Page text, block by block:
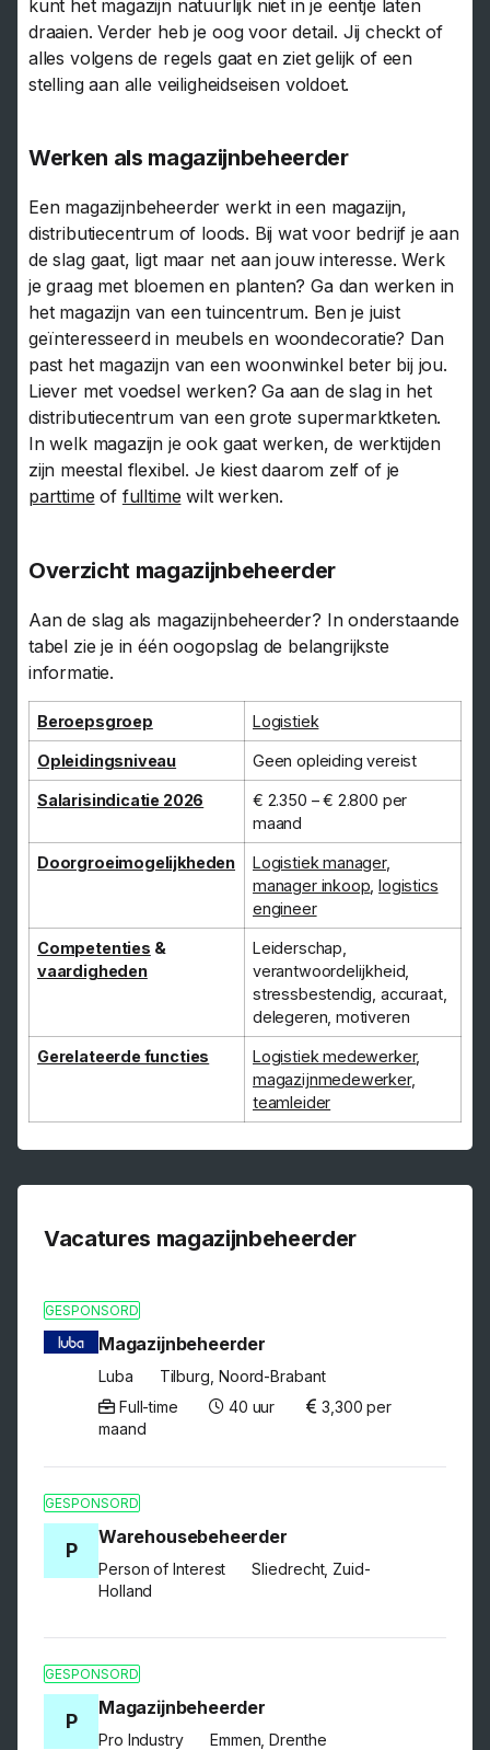
kunt het magazijn natuurlijk niet in je eentje laten
draaien. Verder heb je oog voor detail. Jij checkt of
alles volgens de regels gaat en ziet gelijk of een
stelling aan alle veiligheidseisen voldoet.
Werken als magazijnbeheerder
Een magazijnbeheerder werkt in een magazijn,
distributiecentrum of loods. Bij wat voor bedrijf je aan
de slag gaat, ligt maar net aan jouw interesse. Werk
je graag met bloemen en planten? Ga dan werken in
het magazijn van een tuincentrum. Ben je juist
geïnteresseerd in meubels en woondecoratie? Dan
past het magazijn van een woonwinkel beter bij jou.
Liever met voedsel werken? Ga aan de slag in het
distributiecentrum van een grote supermarktketen.
In welk magazijn je ook gaat werken, de werktijden
zijn meestal flexibel. Je kiest daarom zelf of je
parttime of fulltime wilt werken.
Overzicht magazijnbeheerder
Aan de slag als magazijnbeheerder? In onderstaande
tabel zie je in één oogopslag de belangrijkste
informatie.
Beroepsgroep Logistiek
Opleidingsniveau Geen opleiding vereist
Salarisindicatie 2026
€ 2.350 – € 2.800 per
maand
Doorgroeimogelijkheden Logistiek manager,
manager inkoop ,logistics
engineer
Competenties &
vaardigheden
Leiderschap,
verantwoordelijkheid,
stressbestendig, accuraat,
delegeren, motiveren
Gerelateerde functies Logistiek medewerker,
magazijnmedewerker,
teamleider
Vacatures magazijnbeheerder
GESPONSORD
Magazijnbeheerder
Luba
Tilburg, Noord-Brabant
Full-time
40 uur
3,300 per
maand
GESPONSORD
P
Warehousebeheerder
Person of Interest
Sliedrecht, Zuid-
Holland
GESPONSORD
P
Magazijnbeheerder
Pro Industry
Emmen, Drenthe